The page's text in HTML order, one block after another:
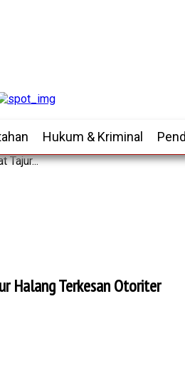
Hukum & Kriminal
Tajur...
Halang Terkesan Otoriter